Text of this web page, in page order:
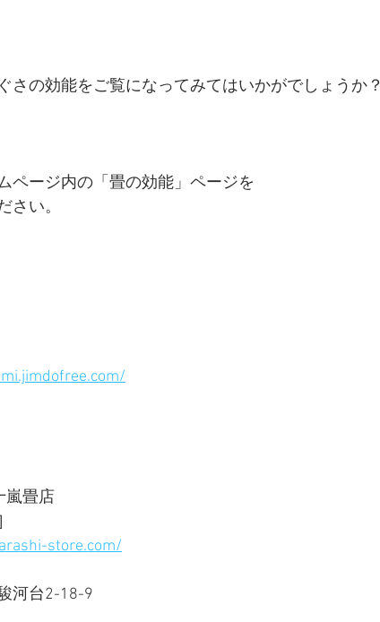
さの効能をご覧になってみてはいかがでしょうか？
ページ内の「畳の効能」ページを
さい。
嵐畳店
store.com/
河台2-18-9